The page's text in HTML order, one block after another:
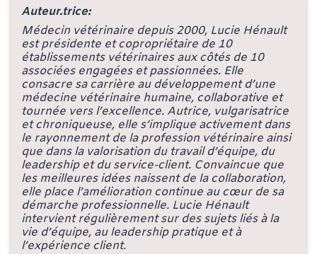
Auteur.trice:
Médecin vétérinaire depuis 2000, Lucie Hénault
est présidente et copropriétaire de 10
établissements vétérinaires aux côtés de 10
associées engagées et passionnées. Elle
consacre sa carrière au développement d’une
médecine vétérinaire humaine, collaborative et
tournée vers l’excellence. Autrice, vulgarisatrice
et chroniqueuse, elle s’implique activement dans
le rayonnement de la profession vétérinaire ainsi
que dans la valorisation du travail d’équipe, du
leadership et du service-client. Convaincue que
les meilleures idées naissent de la collaboration,
elle place l’amélioration continue au cœur de sa
démarche professionnelle. Lucie Hénault
intervient régulièrement sur des sujets liés à la
vie d’équipe, au leadership pratique et à
l’expérience client.